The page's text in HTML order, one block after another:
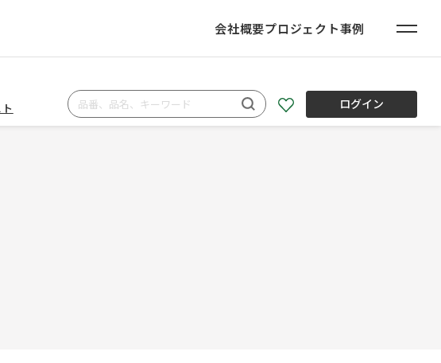
会社概要プロジェクト事例
ログイン